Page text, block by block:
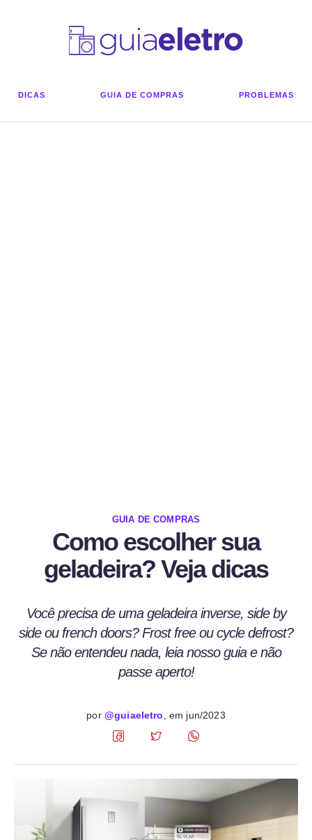
DICAS GUIA DE COMPRAS PROBLEMAS
GUIA DE COMPRAS
Como escolher sua
geladeira? Veja dicas
Você precisa de uma geladeira inverse, side by
side ou french doors? Frost free ou cycle defrost?
Se não entendeu nada, leia nosso guia e não
passe aperto!
por @guiaeletro , em jun/2023